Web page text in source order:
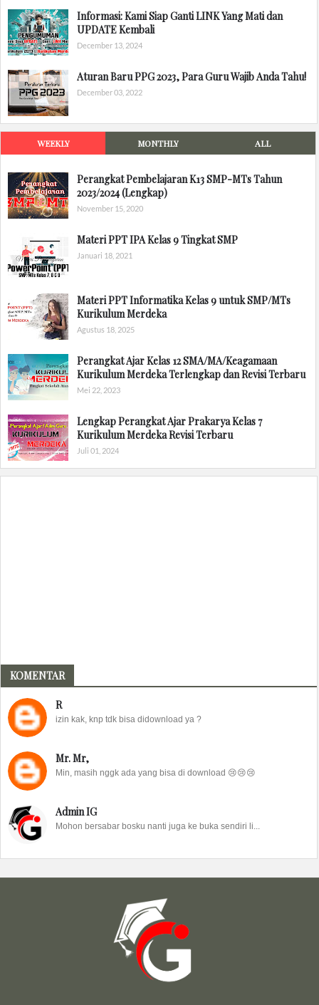
Informasi: Kami Siap Ganti LINK Yang Mati dan
UPDATE Kembali
December 13, 2024
Aturan Baru PPG 2023, Para Guru Wajib Anda Tahu!
December 03, 2022
WEEKLY MONTHLY ALL
Perangkat Pembelajaran K13 SMP-MTs Tahun
2023/2024 (Lengkap)
November 15, 2020
Materi PPT IPA Kelas 9 Tingkat SMP
Januari 18, 2021
Materi PPT Informatika Kelas 9 untuk SMP/MTs
Kurikulum Merdeka
Agustus 18, 2025
Perangkat Ajar Kelas 12 SMA/MA/Keagamaan
Kurikulum Merdeka Terlengkap dan Revisi Terbaru
Mei 22, 2023
Lengkap Perangkat Ajar Prakarya Kelas 7
Kurikulum Merdeka Revisi Terbaru
Juli 01, 2024
KOMENTAR
R
izin kak, knp tdk bisa didownload ya ?
Mr. Mr,
Min, masih nggk ada yang bisa di download 😢😢😢
Admin IG
Mohon bersabar bosku nanti juga ke buka sendiri li...